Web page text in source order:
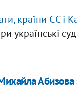
країни ЄС і
українські